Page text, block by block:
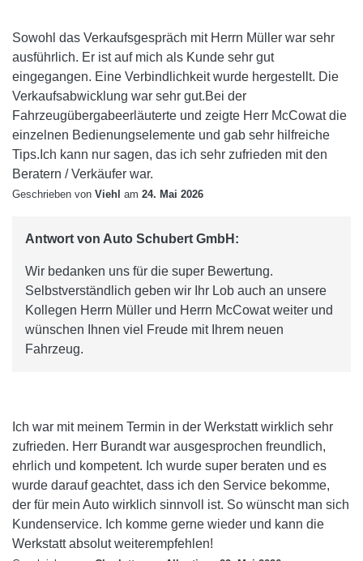
Sowohl das Verkaufsgespräch mit Herrn Müller war sehr
ausführlich. Er ist auf mich als Kunde sehr gut
eingegangen. Eine Verbindlichkeit wurde hergestellt. Die
Verkaufsabwicklung war sehr gut.Bei der
Fahrzeugübergabeerläuterte und zeigte Herr McCowat die
einzelnen Bedienungselemente und gab sehr hilfreiche
Tips.Ich kann nur sagen, das ich sehr zufrieden mit den
Beratern / Verkäufer war.
Geschrieben von Viehl am 24. Mai 2026
Antwort von Auto Schubert GmbH:
Wir bedanken uns für die super Bewertung.
Selbstverständlich geben wir Ihr Lob auch an unsere
Kollegen Herrn Müller und Herrn McCowat weiter und
wünschen Ihnen viel Freude mit Ihrem neuen
Fahrzeug.
Ich war mit meinem Termin in der Werkstatt wirklich sehr
zufrieden. Herr Burandt war ausgesprochen freundlich,
ehrlich und kompetent. Ich wurde super beraten und es
wurde darauf geachtet, dass ich den Service bekomme,
der für mein Auto wirklich sinnvoll ist. So wünscht man sich
Kundenservice. Ich komme gerne wieder und kann die
Werkstatt absolut weiterempfehlen!